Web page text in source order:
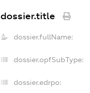
dossier.title
dossier.fullName:
dossier.opfSubType:
dossier.edrpo: